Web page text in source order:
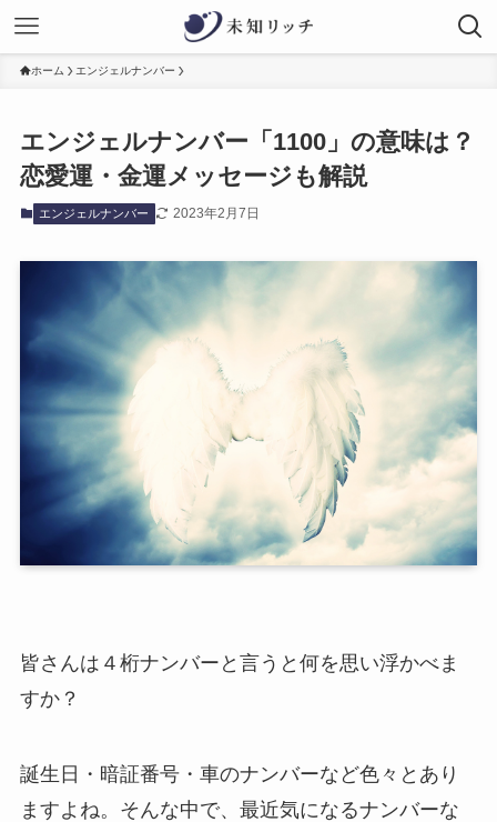
ホーム エンジェルナンバー
エンジェルナンバー「1100」の意味は？
恋愛運・金運メッセージも解説
エンジェルナンバー 2023年2月7日
皆さんは４桁ナンバーと言うと何を思い浮かべま
すか？
誕生日・暗証番号・車のナンバーなど色々とあり
ますよね。そんな中で、最近気になるナンバーな